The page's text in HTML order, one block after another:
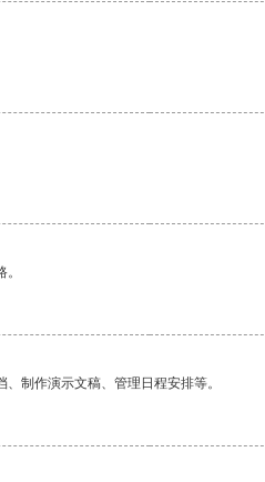
制作演示文稿、管理日程安排等。